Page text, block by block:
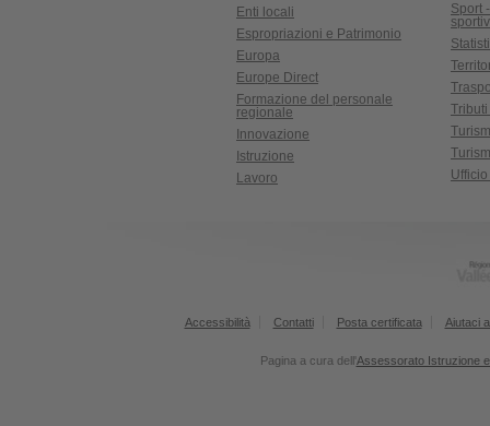
Enti locali
Espropriazioni e Patrimonio
Europa
Europe Direct
Formazione del personale
regionale
Innovazione
Istruzione
Lavoro
Sport
Accessibilità Contatti Posta certificata Aiutaci
Pagina a cura dell'Assessorato Istruzione